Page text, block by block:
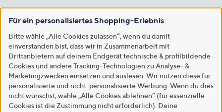
Für ein personalisiertes Shopping-Erlebnis
Bitte wähle „Alle Cookies zulassen“, wenn du damit
einverstanden bist, dass wir in Zusammenarbeit mit
Drittanbietern auf deinem Endgerät technische & profilbildende
Cookies und andere Tracking-Technologien zu Analyse- &
Marketingzwecken einsetzen und auslesen. Wir nutzen diese für
personalisierte und nicht-personalisierte Werbung. Wenn du dies
nicht wünschst, wähle „Alle Cookies ablehnen“ (für essenzielle
Cookies ist die Zustimmung nicht erforderlich). Deine